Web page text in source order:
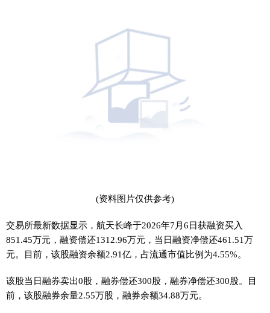
(资料图片仅供参考)
交易所最新数据显示，航天长峰于2026年7月6日获融资买入
851.45万元，融资偿还1312.96万元，当日融资净偿还461.51万
元。目前，该股融资余额2.91亿，占流通市值比例为4.55%。
该股当日融券卖出0股，融券偿还300股，融券净偿还300股。目
前，该股融券余量2.55万股，融券余额34.88万元。